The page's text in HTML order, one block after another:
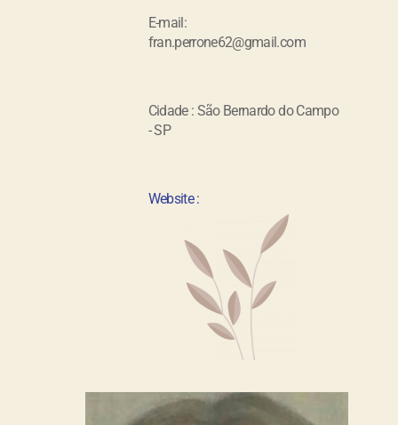
E-mail:
fran.perrone62@gmail.com
Cidade : São Bernardo do Campo
- SP
Website :